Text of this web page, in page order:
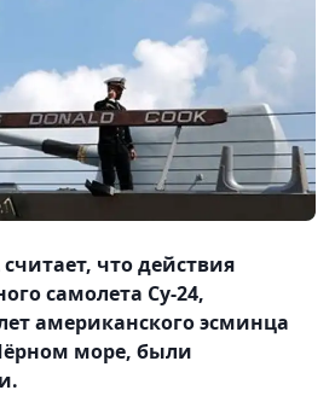
что действия
самолета Су-24,
американского эсминца
море, были